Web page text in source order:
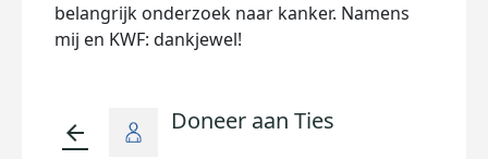
belangrijk onderzoek naar kanker. Namens
mij en KWF: dankjewel!
arrow_back Doneer aan Ties